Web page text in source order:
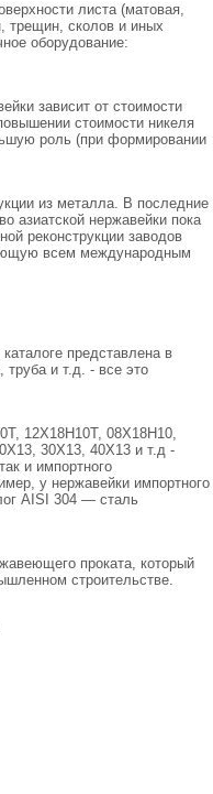
листа (матовая,
трещин, сколов и иных
оборудование:
зависит от стоимости
стоимости никеля
роль (при формировании
из металла. В последние
азиатской нержавейки пока
реконструкции заводов
всем международным
представлена в
труба и т.д. - все это
12Х18Н10Т, 08Х18Н10,
30Х13, 40Х13 и т.д -
и импортного
у нержавейки импортного
AISI 304 — сталь
проката, который
строительстве.